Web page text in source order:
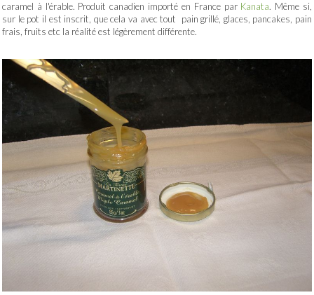
caramel à l'érable. Produit canadien importé en France par Kanata. Même si,
sur le pot il est inscrit, que cela va avec tout pain grillé, glaces, pancakes, pain
frais, fruits etc la réalité est légèrement différente.